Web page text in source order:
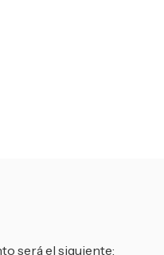
será el siguiente: